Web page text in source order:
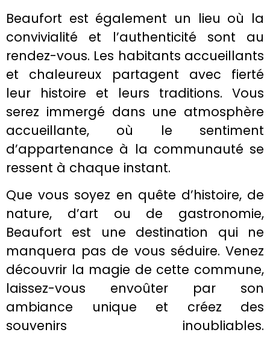
Beaufort est également un lieu où la
convivialité et l’authenticité sont au
rendez-vous. Les habitants accueillants
et chaleureux partagent avec fierté
leur histoire et leurs traditions. Vous
serez immergé dans une atmosphère
accueillante, où le sentiment
d’appartenance à la communauté se
ressent à chaque instant.
Que vous soyez en quête d’histoire, de
nature, d’art ou de gastronomie,
Beaufort est une destination qui ne
manquera pas de vous séduire. Venez
découvrir la magie de cette commune,
laissez-vous envoûter par son
ambiance unique et créez des
souvenirs inoubliables.